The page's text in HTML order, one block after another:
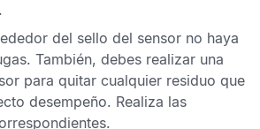
del sello del sensor no haya
También, debes realizar una
para quitar cualquier residuo que
desempeño. Realiza las